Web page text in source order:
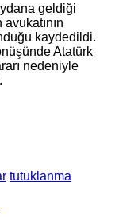
geldiği
kaydedildi.
Atatürk
nedeniyle
tutuklanma